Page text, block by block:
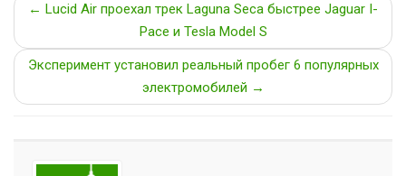
← Lucid Air проехал трек Laguna Seca быстрее Jaguar I-
Pace и Tesla Model S
Эксперимент установил реальный пробег 6 популярных
электромобилей →